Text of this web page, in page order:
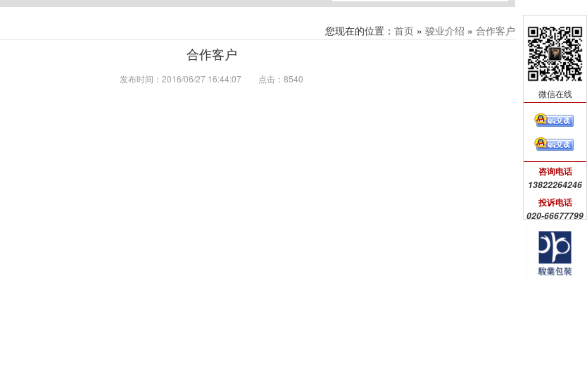
您现在的位置： 首页 » 骏业介绍 » 合作客户
合作客户
发布时间：2016/06/27 16:44:07 点击：8540
微信在线
咨询电话
13822264246
投诉电话
020-66677799